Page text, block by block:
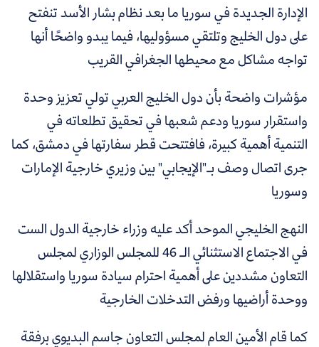
الإدارة الجديدة في سوريا ما بعد نظام بشار الأسد تنفتح
على دول الخليج وتلتقي مسؤوليها، فيما يبدو واضحًا أنها
تواجه مشاكل مع محيطها الجغرافي القريب
مؤشرات واضحة بأن دول الخليج العربي تولي تعزيز وحدة
واستقرار سوريا ودعم شعبها في تحقيق تطلعاته في
التنمية أهمية كبيرة، فافتتحت قطر سفارتها في دمشق، كما
جرى اتصال وصف بـ"الإيجابي" بين وزيري خارجية الإمارات
وسوريا
النهج الخليجي الموحد أكد عليه وزراء خارجية الدول الست
في الاجتماع الاستثنائي الـ 46 للمجلس الوزاري لمجلس
التعاون مشددين على أهمية احترام سيادة سوريا واستقلالها
ووحدة أراضيها ورفض التدخلات الخارجية
كما قام الأمين العام لمجلس التعاون جاسم البديوي برفقة